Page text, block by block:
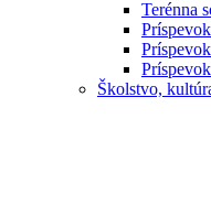
Terénna
Školstvo,